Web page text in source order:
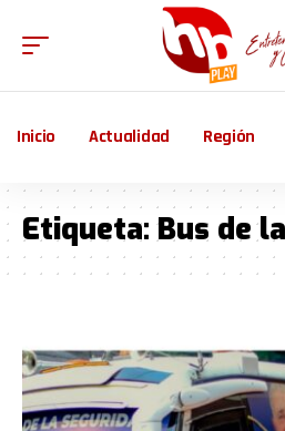
Inicio Actualidad Región
Etiqueta:Bus de